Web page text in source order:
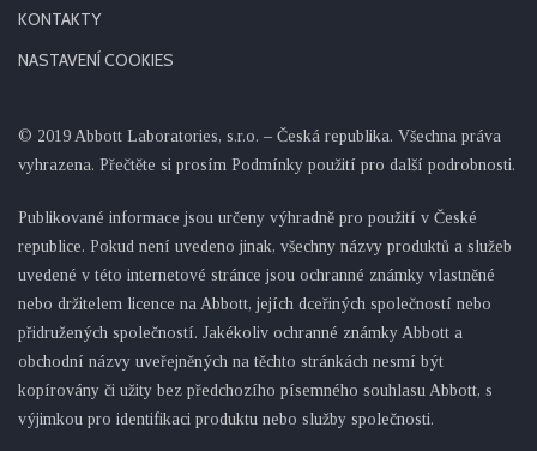
KONTAKTY
NASTAVENÍ COOKIES
© 2019 Abbott Laboratories, s.r.o. – Česká republika. Všechna práva
vyhrazena. Přečtěte si prosím Podmínky použití pro další podrobnosti.
Publikované informace jsou určeny výhradně pro použití v České
republice. Pokud není uvedeno jinak, všechny názvy produktů a služeb
uvedené v této internetové stránce jsou ochranné známky vlastněné
nebo držitelem licence na Abbott, jejích dceřiných společností nebo
přidružených společností. Jakékoliv ochranné známky Abbott a
obchodní názvy uveřejněných na těchto stránkách nesmí být
kopírovány či užity bez předchozího písemného souhlasu Abbott, s
výjimkou pro identifikaci produktu nebo služby společnosti.